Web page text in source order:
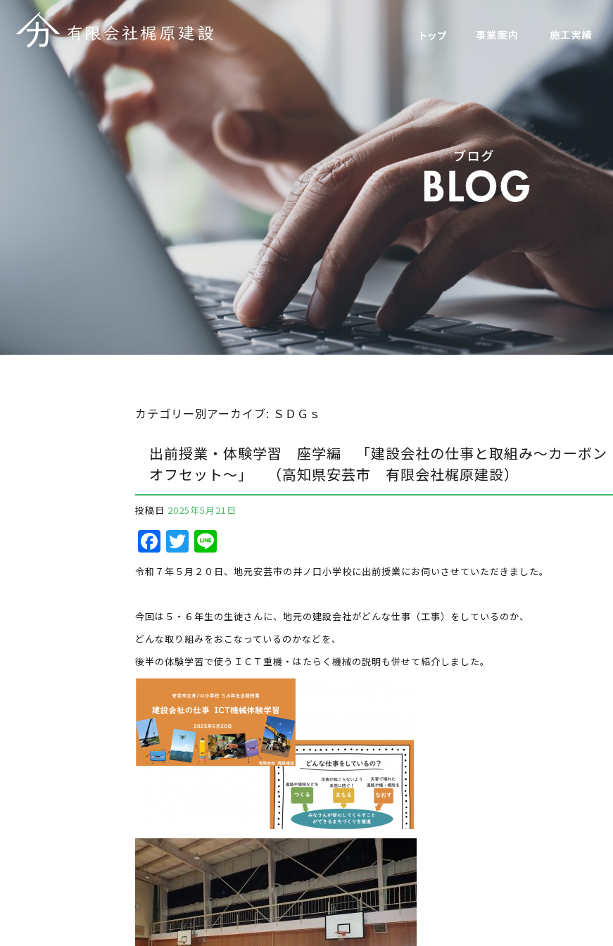
カテゴリー別アーカイブ: ＳＤＧｓ
出前授業・体験学習 座学編 「建設会社の仕事と取組み～カーボン
オフセット～」 （高知県安芸市 有限会社梶原建設）
投稿日 2025年5月21日
F
a
c
e
b
o
o
k
T
w
it
te
r
n
e
令和７年５月２０日、地元安芸市の井ノ口小学校に出前授業にお伺いさせていただきました。
今回は５・６年生の生徒さんに、地元の建設会社がどんな仕事（工事）をしているのか、
どんな取り組みをおこなっているのかなどを、
後半の体験学習で使うＩＣＴ重機・はたらく機械の説明も併せて紹介しました。